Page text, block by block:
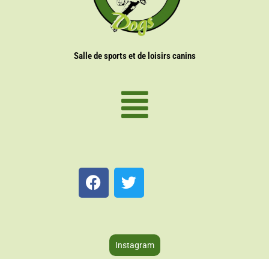
Salle de sports et de loisirs canins
Instagram